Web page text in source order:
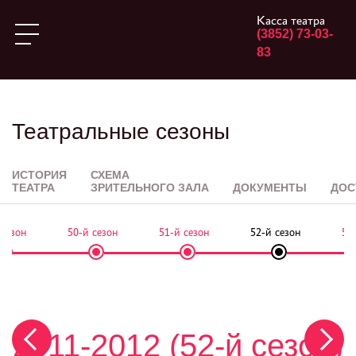
Касса театра
(3852) 73-03-
83
Театральные сезоны
ИСТОРИЯ
ТЕАТРА
СХЕМА
ЗРИТЕЛЬНОГО ЗАЛА
ДОКУМЕНТЫ
50-й сезон 51-й сезон 52-й сезон
2011-2012 (52-й сезон)